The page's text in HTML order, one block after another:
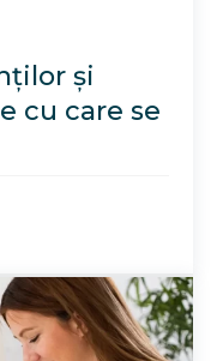
și
cu care se